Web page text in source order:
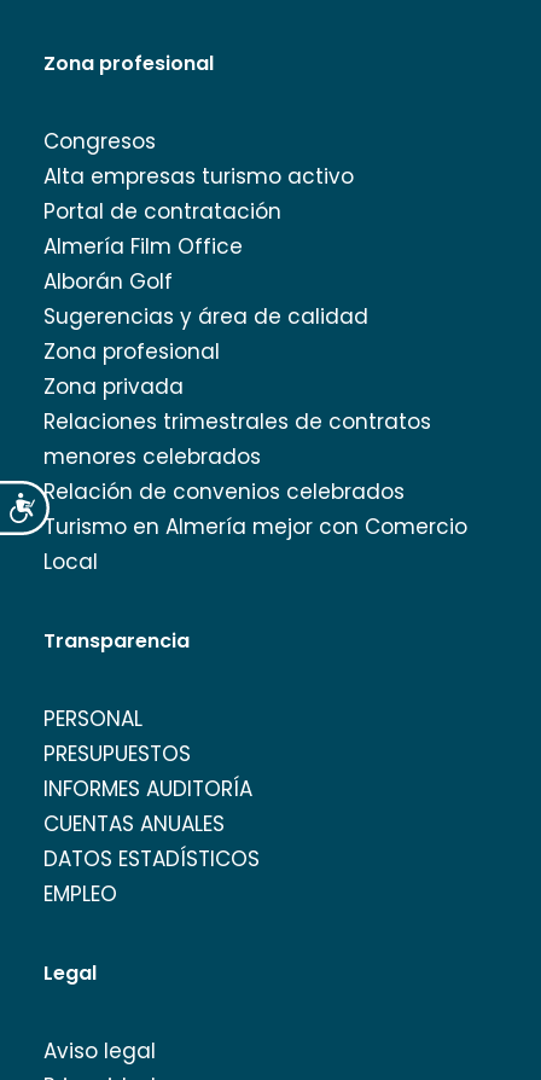
Accesibilidad
Zona profesional
Congresos
Alta empresas turismo activo
Portal de contratación
Almería Film Office
Alborán Golf
Sugerencias y área de calidad
Zona profesional
Zona privada
Relaciones trimestrales de contratos
menores celebrados
Relación de convenios celebrados
Turismo en Almería mejor con Comercio
Local
Transparencia
PERSONAL
PRESUPUESTOS
INFORMES AUDITORÍA
CUENTAS ANUALES
DATOS ESTADÍSTICOS
EMPLEO
Legal
Aviso legal